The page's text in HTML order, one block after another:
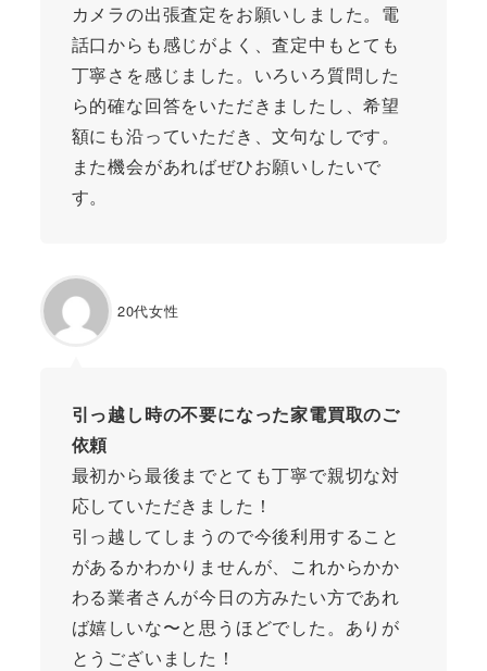
カメラの出張査定をお願いしました。電
話口からも感じがよく、査定中もとても
丁寧さを感じました。いろいろ質問した
ら的確な回答をいただきましたし、希望
額にも沿っていただき、文句なしです。
また機会があればぜひお願いしたいで
す。
20代女性
引っ越し時の不要になった家電買取のご
依頼
最初から最後までとても丁寧で親切な対
応していただきました！
引っ越してしまうので今後利用すること
があるかわかりませんが、これからかか
わる業者さんが今日の方みたい方であれ
ば嬉しいな〜と思うほどでした。ありが
とうございました！